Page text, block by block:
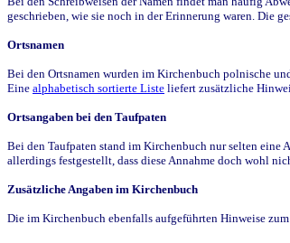
geschrieben, wie sie noch in der Erinnerung waren. Die
Ortsnamen
Bei den Ortsnamen wurden im Kirchenbuch polnische
Eine alphabetisch sortierte Liste liefert zusätzliche
Ortsangaben bei den Taufpaten
Bei den Taufpaten stand im Kirchenbuch nur selten eine
allerdings festgestellt, dass diese Annahme doch wohl
Zusätzliche Angaben im Kirchenbuch
Die im Kirchenbuch ebenfalls aufgeführten Hinweise